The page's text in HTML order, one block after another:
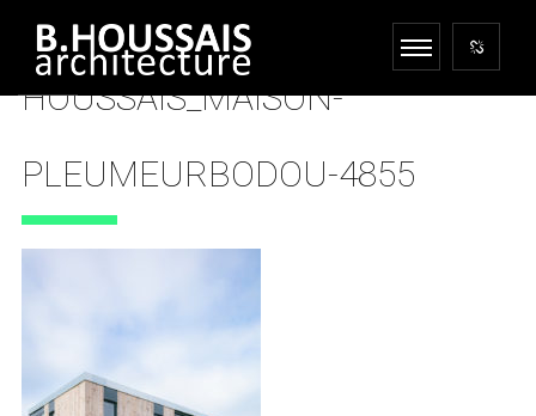
HOUSSAIS_MAISON-
PLEUMEURBODOU-4855